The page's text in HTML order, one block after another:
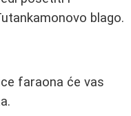
blago.
faraona će vas